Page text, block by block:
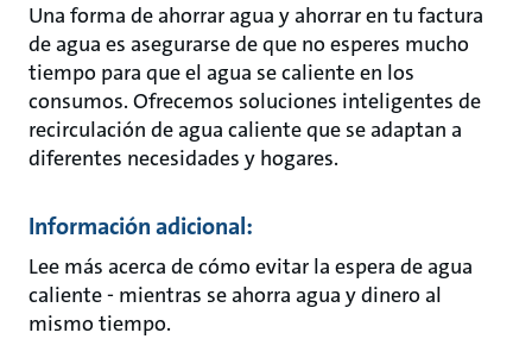
Una forma de ahorrar agua y ahorrar en tu factura
de agua es asegurarse de que no esperes mucho
tiempo para que el agua se caliente en los
consumos. Ofrecemos soluciones inteligentes de
recirculación de agua caliente que se adaptan a
diferentes necesidades y hogares.
Información adicional:
Lee más acerca de cómo evitar la espera de agua
caliente - mientras se ahorra agua y dinero al
mismo tiempo.